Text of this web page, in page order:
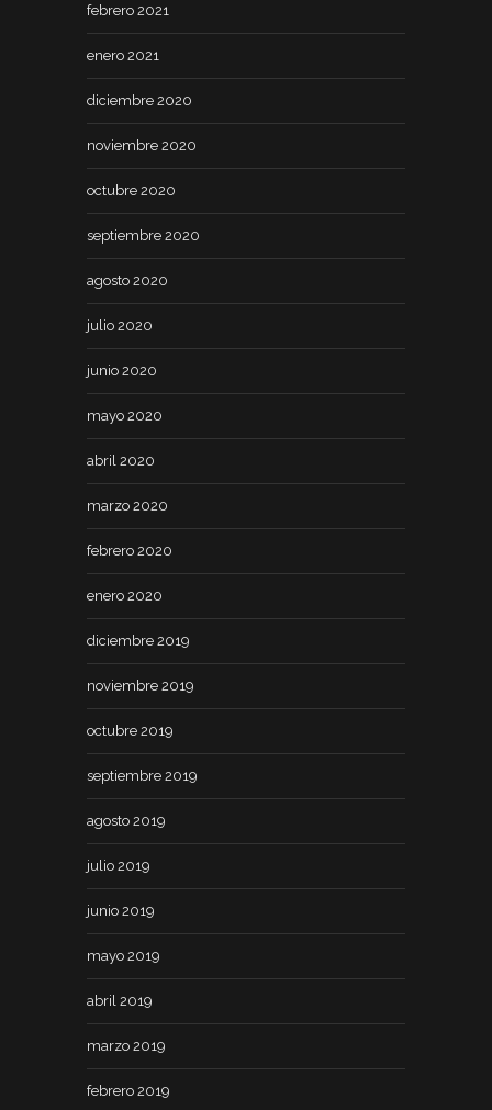
febrero 2021
enero 2021
diciembre 2020
noviembre 2020
octubre 2020
septiembre 2020
agosto 2020
julio 2020
junio 2020
mayo 2020
abril 2020
marzo 2020
febrero 2020
enero 2020
diciembre 2019
noviembre 2019
octubre 2019
septiembre 2019
agosto 2019
julio 2019
junio 2019
mayo 2019
abril 2019
marzo 2019
febrero 2019